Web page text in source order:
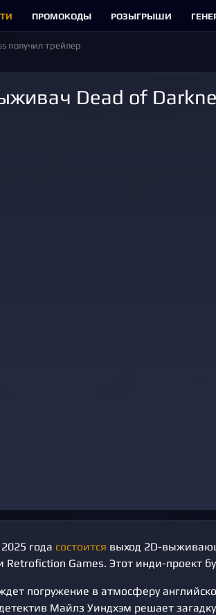
ПРОМОКОДЫ РОЗЫГРЫШИ
получил трейлер
Dead of
года состоится выход 2D-
Retrofiction Games. Этот инди-проект
погружение в атмосферу
Майлз Уиндхэм решает